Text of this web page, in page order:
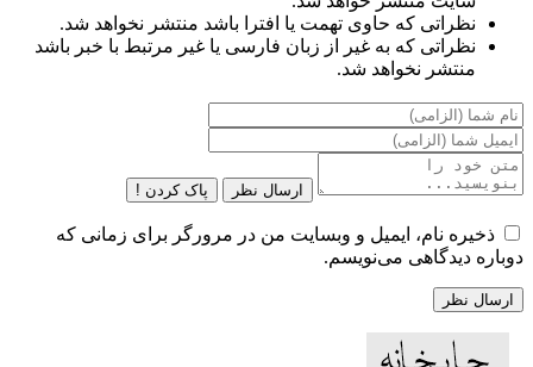
نظراتی که حاوی تهمت یا افترا باشد منتشر نخواهد شد.
نظراتی که به غیر از زبان فارسی یا غیر مرتبط با خبر باشد
منتشر نخواهد شد.
ارسال نظر پاک کردن !
ذخیره نام، ایمیل و وبسایت من در مرورگر برای زمانی که
دوباره دیدگاهی می‌نویسم.